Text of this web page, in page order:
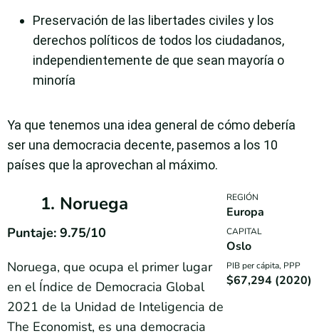
Preservación de las libertades civiles y los
derechos políticos de todos los ciudadanos,
independientemente de que sean mayoría o
minoría
Ya que tenemos una idea general de cómo debería
ser una democracia decente, pasemos a los 10
países que la aprovechan al máximo.
1. Noruega
Puntaje: 9.75/10
Noruega, que ocupa el primer lugar
en el Índice de Democracia Global
2021 de la Unidad de Inteligencia de
The Economist, es una democracia
REGIÓN
Europa
CAPITAL
Oslo
PIB per cápita, PPP
$67,294 (2020)